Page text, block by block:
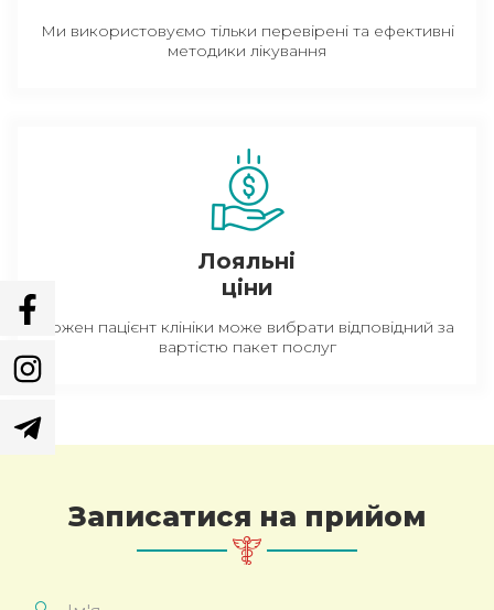
Ми використовуємо тільки перевірені та ефективні
методики лікування
Лояльні
ціни
Кожен пацієнт клініки може вибрати відповідний за
вартістю пакет послуг
Записатися на прийом
Ім'я